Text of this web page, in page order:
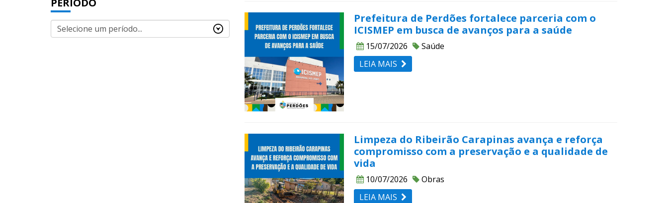
PERÍODO
Prefeitura de Perdões fortalece parceria com o
ICISMEP em busca de avanços para a saúde
15/07/2026
Saúde
LEIA MAIS
Limpeza do Ribeirão Carapinas avança e reforça
compromisso com a preservação e a qualidade de
vida
10/07/2026
Obras
LEIA MAIS